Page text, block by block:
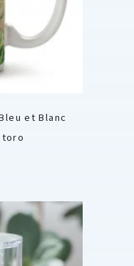
et Blanc